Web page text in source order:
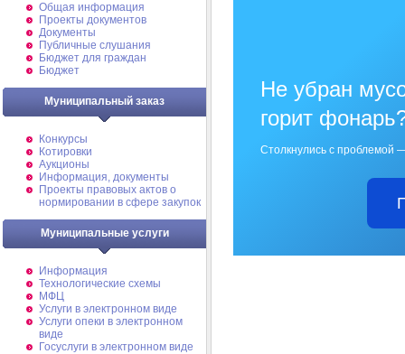
Общая информация
Проекты документов
Документы
Публичные слушания
Бюджет для граждан
Бюджет
Муниципальный заказ
Конкурсы
Котировки
Аукционы
Информация, документы
Проекты правовых актов о
нормировании в сфере закупок
Муниципальные услуги
Информация
Технологические схемы
МФЦ
Услуги в электронном виде
Услуги опеки в электронном
виде
Госуслуги в электронном виде
Не убран
горит
Столкнулись с проблемой